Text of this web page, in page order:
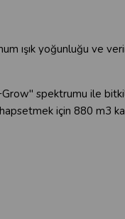
ışık yoğunluğu ve
spektrumu ile
hapsetmek için 880